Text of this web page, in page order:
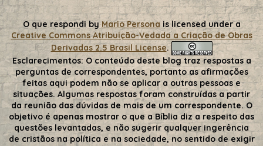
O que respondibyMario Persona is licensed under a
Creative Commons Atribuição-Vedada a Criação de Obras
Derivadas 2.5 Brasil License.
Esclarecimentos: O conteúdo deste blog traz respostas a
perguntas de correspondentes, portanto as afirmações
feitas aqui podem não se aplicar a outras pessoas e
situações. Algumas respostas foram construídas a partir
da reunião das dúvidas de mais de um correspondente. O
objetivo é apenas mostrar o que a Bíblia diz a respeito das
questões levantadas, e não sugerir qualquer ingerência
de cristãos na política e na sociedade, no sentido de exigir